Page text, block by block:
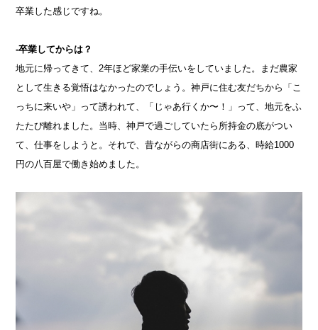
卒業した感じですね。
-卒業してからは？
地元に帰ってきて、2年ほど家業の手伝いをしていました。まだ農家
として生きる覚悟はなかったのでしょう。神戸に住む友だちから「こ
っちに来いや」って誘われて、「じゃあ行くか〜！」って、地元をふ
たたび離れました。当時、神戸で過ごしていたら所持金の底がつい
て、仕事をしようと。それで、昔ながらの商店街にある、時給1000
円の八百屋で働き始めました。